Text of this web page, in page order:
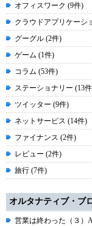
オフィスワーク (9件)
クラウドアプリケーシ
グーグル (2件)
ゲーム (1件)
コラム (53件)
ステーショナリー (13
ツイッター (9件)
ネットサービス (14件)
ファイナンス (2件)
レビュー (2件)
旅行 (7件)
オルタナティブ・ブ
営業は終わった（３）